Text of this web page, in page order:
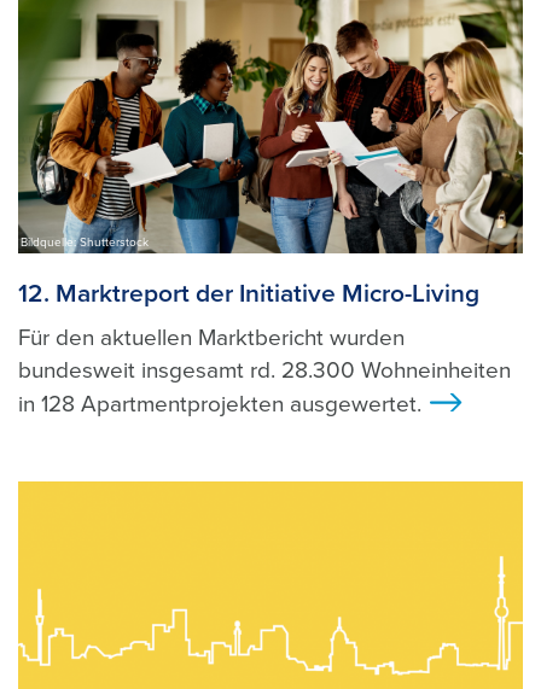
Bildquelle: Shutterstock
12. Marktreport der Initiative Micro-Living
Für den aktuellen Marktbericht wurden
bundesweit insgesamt rd. 28.300 Wohneinheiten
in 128 Apartmentprojekten ausgewertet.